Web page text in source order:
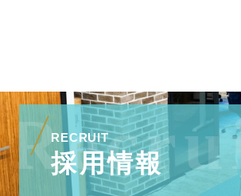
RECRUIT
採用情報